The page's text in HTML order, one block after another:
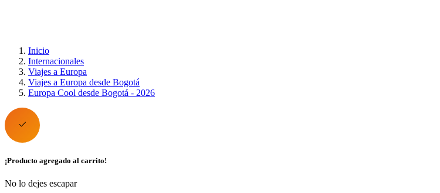
Inicio
Internacionales
Viajes a Europa
Viajes a Europa desde Bogotá
Europa Cool desde Bogotá - 2026
¡Producto agregado al carrito!
No lo dejes escapar